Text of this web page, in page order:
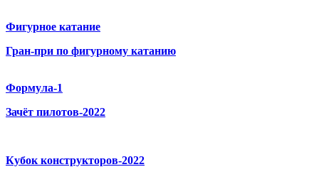
Фигурное катание
Гран-при по фигурному катанию
Формула-1
Зачёт пилотов-2022
Кубок конструкторов-2022